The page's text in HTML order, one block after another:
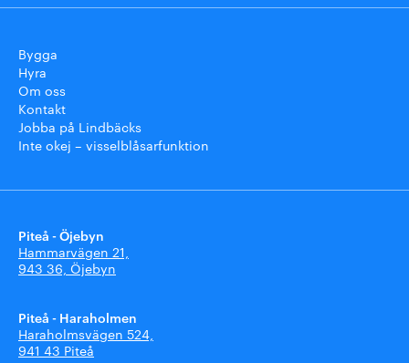
Bygga
Hyra
Om oss
Kontakt
Jobba på Lindbäcks
Inte okej – visselblåsarfunktion
Piteå - Öjebyn
Hammarvägen 21,
943 36, Öjebyn
Piteå - Haraholmen
Haraholmsvägen 524,
941 43 Piteå